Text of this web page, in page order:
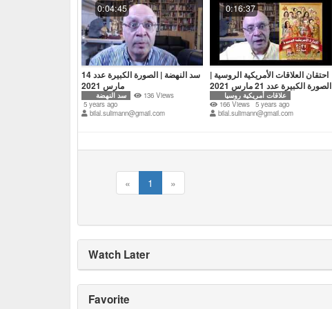
0:04:45
سد النهضة | الصورة الكبيرة عدد 14
مارس 2021
سد النهضة
136 Views
5 years ago
bilal.sulimann@gmail.com
0:16:37
احتقان العلاقات الأمريكية الروسية |
الصورة الكبيرة عدد 21 مارس 2021
علاقات أمريكية روسيا
166 Views 5 years ago
bilal.sulimann@gmail.com
« 1 »
Watch Later
Favorite